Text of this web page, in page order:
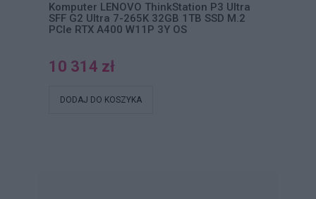
Komputer LENOVO ThinkStation P3 Ultra
SFF G2 Ultra 7-265K 32GB 1TB SSD M.2
PCIe RTX A400 W11P 3Y OS
10 314 zł
DODAJ DO KOSZYKA